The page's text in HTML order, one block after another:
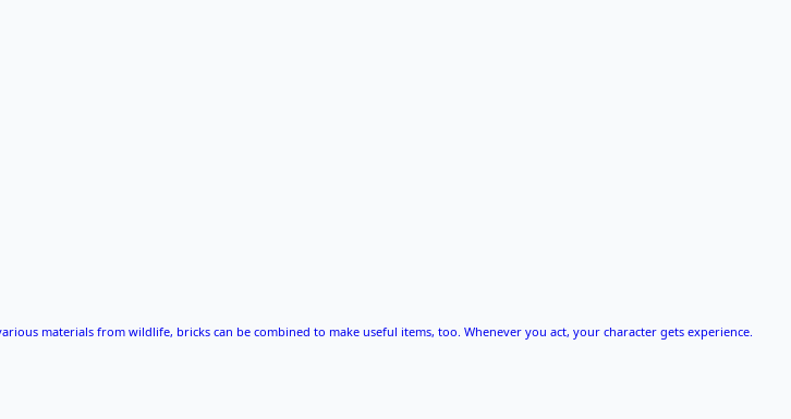
materials from wildlife, bricks can be combined to make useful items, too. Whenever you act, your character gets experience.